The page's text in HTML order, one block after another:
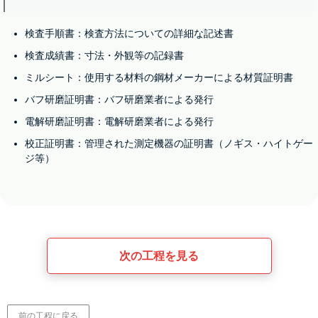
検査手順書：検査方法についての詳細な記述書
検査成績書：寸法・外観等の記録書
ミルシート：使用する材料の鋼材メーカーによる材質証明書
バフ研磨証明書：バフ研磨業者による発行
電解研磨証明書：電解研磨業者による発行
校正証明書：管理された測定機器の証明書（ノギス・ハイトゲー
ジ等）
次の工程を見る
前の工程に戻る